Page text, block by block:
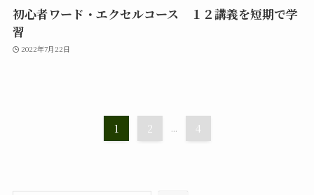
初心者ワード・エクセルコース １２講義を短期で学
習
2022年7月22日
1 2 ... 4